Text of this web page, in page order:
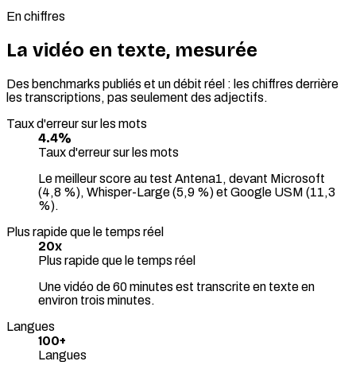
En chiffres
La vidéo en texte, mesurée
Des benchmarks publiés et un débit réel : les chiffres derrière
les transcriptions, pas seulement des adjectifs.
Taux d'erreur sur les mots
4.4%
Taux d'erreur sur les mots
Le meilleur score au test Antena1, devant Microsoft
(4,8 %), Whisper-Large (5,9 %) et Google USM (11,3
%).
Plus rapide que le temps réel
20x
Plus rapide que le temps réel
Une vidéo de 60 minutes est transcrite en texte en
environ trois minutes.
Langues
100+
Langues